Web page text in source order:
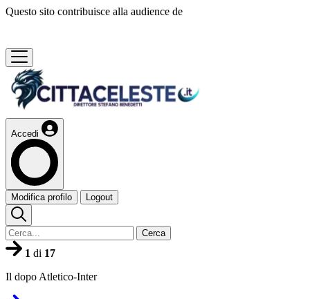
Questo sito contribuisce alla audience de
Accedi
Modifica profilo Logout
Cerca
1 di 17
Il dopo Atletico-Inter